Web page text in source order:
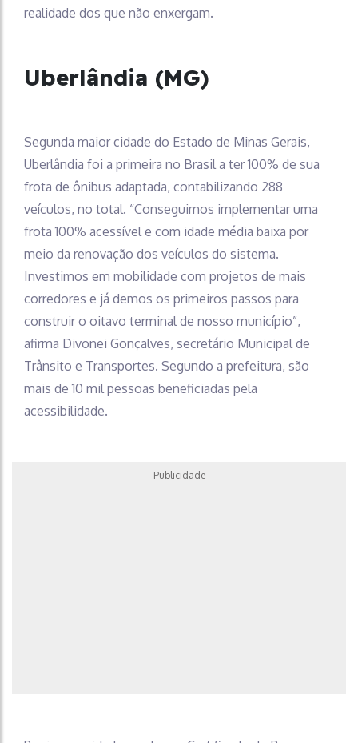
realidade dos que não enxergam.
Uberlândia (MG)
Segunda maior cidade do Estado de Minas Gerais,
Uberlândia foi a primeira no Brasil a ter 100% de sua
frota de ônibus adaptada, contabilizando 288
veículos, no total. “Conseguimos implementar uma
frota 100% acessível e com idade média baixa por
meio da renovação dos veículos do sistema.
Investimos em mobilidade com projetos de mais
corredores e já demos os primeiros passos para
construir o oitavo terminal de nosso município”,
afirma Divonei Gonçalves, secretário Municipal de
Trânsito e Transportes. Segundo a prefeitura, são
mais de 10 mil pessoas beneficiadas pela
acessibilidade.
Publicidade